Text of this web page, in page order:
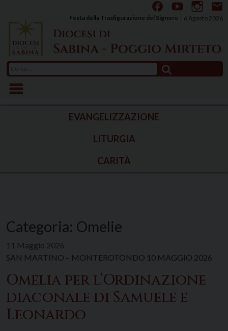
content
6 Agosto 2026
Festa della Trasfigurazione del Signore
per:
EVANGELIZZAZIONE
LITURGIA
CARITÀ
Categoria: Omelie
11 Maggio 2026
SAN MARTINO – MONTEROTONDO 10 MAGGIO 2026
Omelia per l’Ordinazione
diaconale di Samuele e
Leonardo